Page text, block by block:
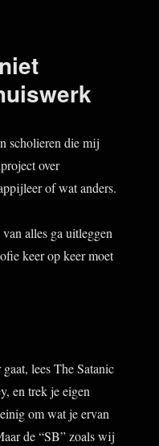
scholieren die mij
over
of wat anders.
alles ga uitleggen
keer op keer moet
lees The Satanic
en trek je eigen
om wat je ervan
de “SB” zoals wij